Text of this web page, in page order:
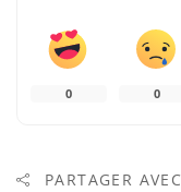
0 0
PARTAGER AVEC